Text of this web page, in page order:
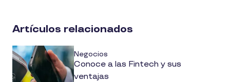
media
Artículos relacionados
Negocios
Conoce a las Fintech y sus
ventajas